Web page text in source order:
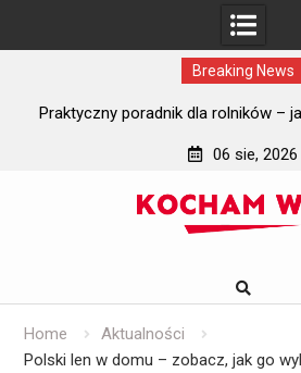
Breaking News
Praktyczny poradnik dla rolników –
06 sie, 2026
Home
Aktualności
Polski len w domu – zobacz, jak go